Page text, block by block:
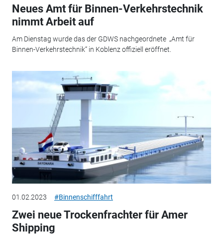
Neues Amt für Binnen-Verkehrstechnik
nimmt Arbeit auf
Am Dienstag wurde das der GDWS nachgeordnete „Amt für
Binnen-Verkehrstechnik“ in Koblenz offiziell eröffnet.
01.02.2023 #Binnenschifffahrt
Zwei neue Trockenfrachter für Amer
Shipping